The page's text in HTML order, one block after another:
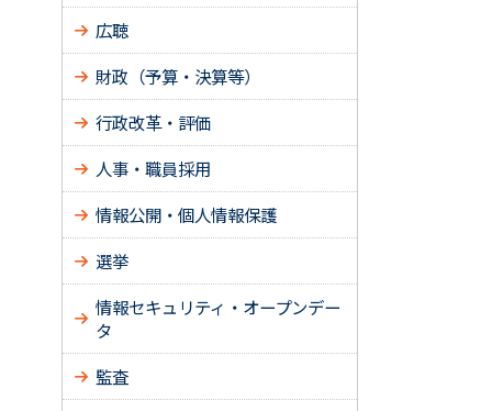
広聴
財政（予算・決算等）
行政改革・評価
人事・職員採用
情報公開・個人情報保護
選挙
情報セキュリティ・オープンデー
タ
監査